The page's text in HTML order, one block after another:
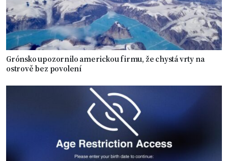
Grónsko upozornilo americkou firmu, že chystá vrty na
ostrově bez povolení